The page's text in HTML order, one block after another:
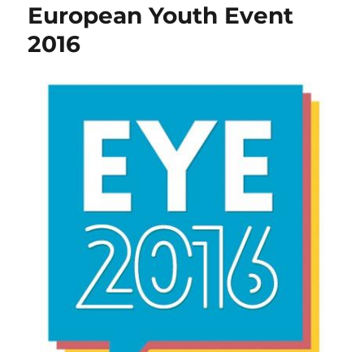
European Youth Event
2016